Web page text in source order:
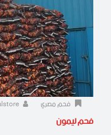
فحم مصري
فحم ليمون